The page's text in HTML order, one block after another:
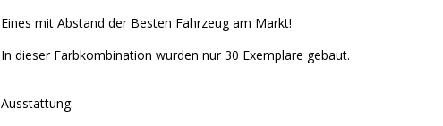
Eines mit Abstand der Besten Fahrzeug am Markt!
In dieser Farbkombination wurden nur 30 Exemplare gebaut.
Ausstattung: